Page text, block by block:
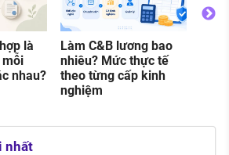
là
mỗi
nhau?
Làm C&B lương bao
nhiêu? Mức thực tế
theo từng cấp kinh
nghiệm
nhất